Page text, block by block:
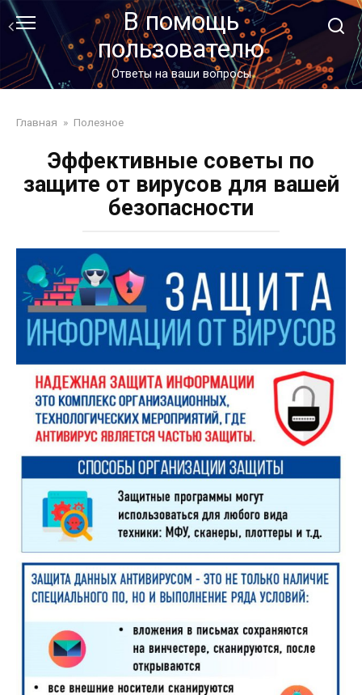
Перейти
контенту
В помощь
пользователю
Ответы на ваши вопросы
Главная » Полезное
Эффективные советы по
защите от вирусов для вашей
безопасности